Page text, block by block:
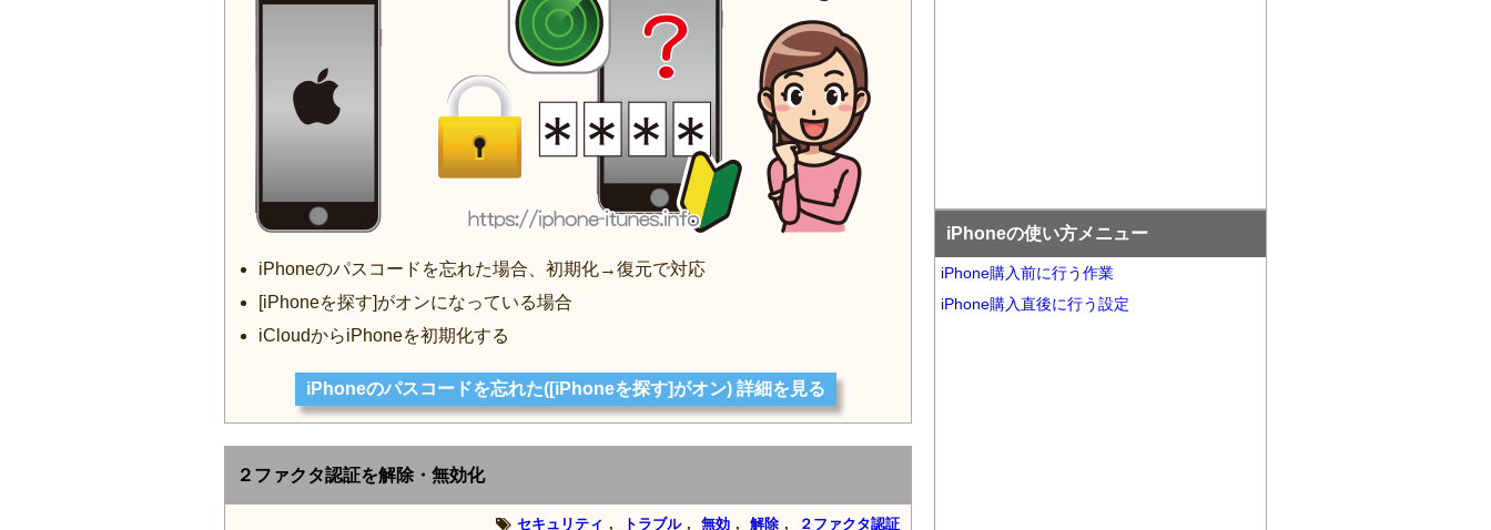
iPhoneのパスコードを忘れた場合、初期化→復元で対応
[iPhoneを探す]がオンになっている場合
iCloudからiPhoneを初期化する
iPhoneのパスコードを忘れた([iPhoneを探す]がオン) 詳細を見る
２ファクタ認証を解除・無効化
セキュリティ , トラブル , 無効 , 解除 , ２ファクタ認証
iPhoneの使い方メニュー
iPhone購入前に行う作業
iPhone購入直後に行う設定